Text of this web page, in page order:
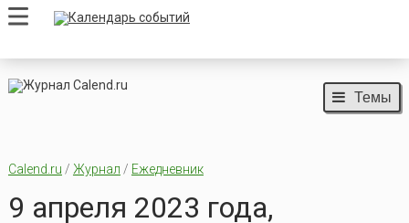
Темы
Calend.ru / Журнал / Ежедневник
9 апреля 2023 года,